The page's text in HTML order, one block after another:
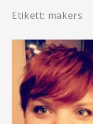
Etikett: makers